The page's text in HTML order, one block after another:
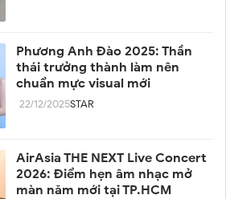
Phương Anh Đào 2025: Thần
thái trưởng thành làm nên
chuẩn mực visual mới
22/12/2025STAR
AirAsia THE NEXT Live Concert
2026: Điểm hẹn âm nhạc mở
màn năm mới tại TP.HCM